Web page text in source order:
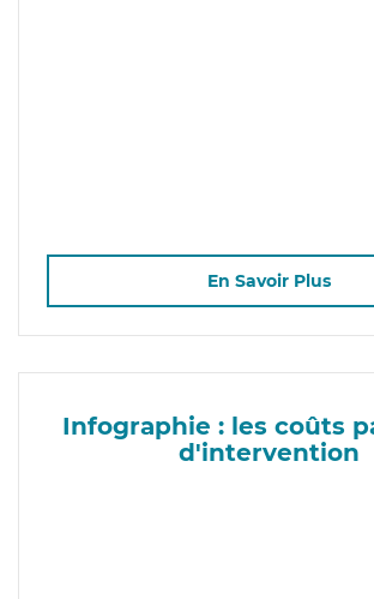
En Savoir Plus
Infographie : les coûts
d'intervention